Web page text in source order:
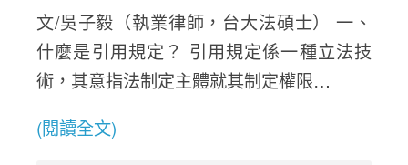
文/吳子毅（執業律師，台大法碩士） 一、
什麼是引用規定？ 引用規定係一種立法技
術，其意指法制定主體就其制定權限…
(閱讀全文)